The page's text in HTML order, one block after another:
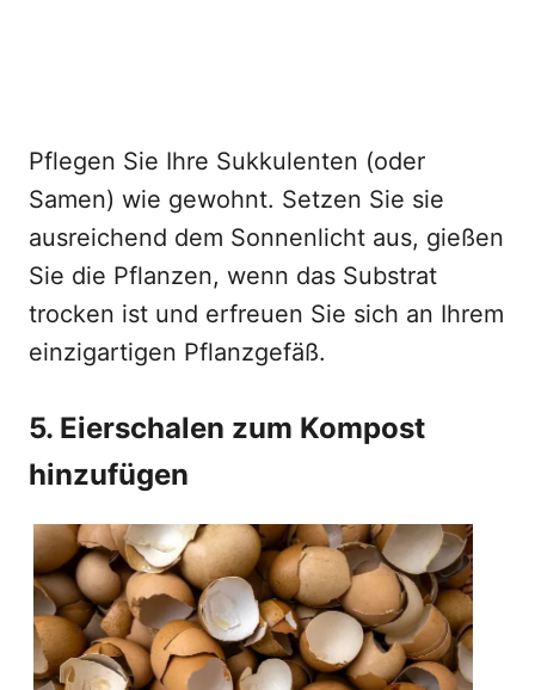
Pflegen Sie Ihre Sukkulenten (oder
Samen) wie gewohnt. Setzen Sie sie
ausreichend dem Sonnenlicht aus, gießen
Sie die Pflanzen, wenn das Substrat
trocken ist und erfreuen Sie sich an Ihrem
einzigartigen Pflanzgefäß.
5. Eierschalen zum Kompost
hinzufügen